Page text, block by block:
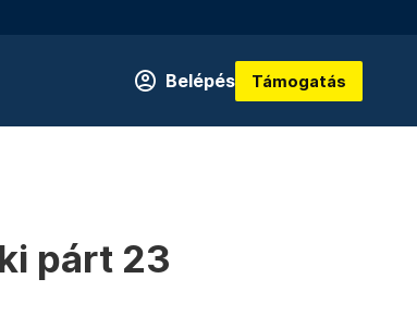
Belépés Támogatás
párt 23